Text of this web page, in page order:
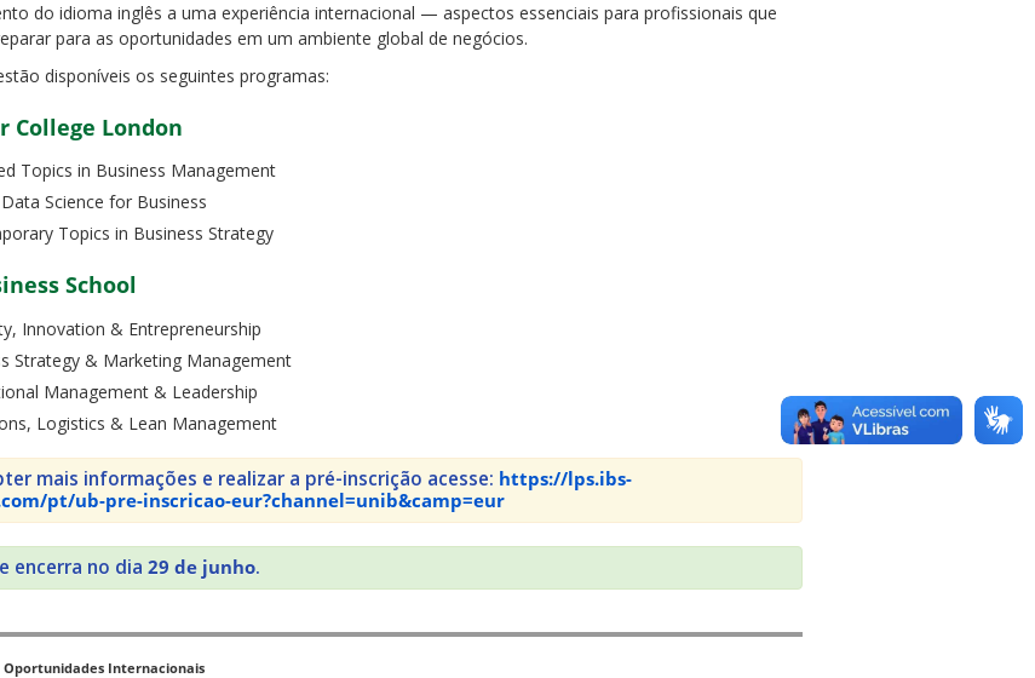
do idioma inglês a uma experiência internacional — aspectos essenciais para profissionais que
para as oportunidades em um ambiente global de negócios.
disponíveis os seguintes programas:
College London
Topics in Business Management
Science for Business
Topics in Business Strategy
School
Innovation & Entrepreneurship
Strategy & Marketing Management
Management & Leadership
Logistics & Lean Management
mais informações e realizar a pré-inscrição acesse: https://lps.ibs-
pt/ub-pre-inscricao-eur?channel=unib&camp=eur
encerra no dia 29 de junho.
Oportunidades Internacionais